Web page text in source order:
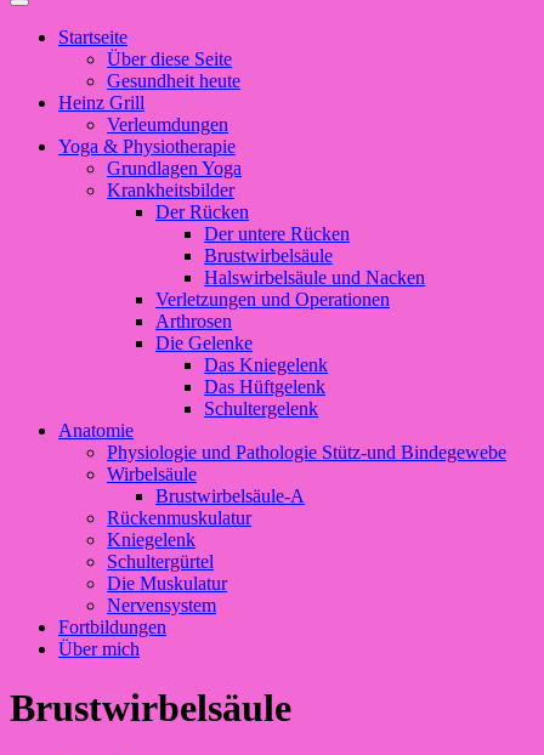
Suchfeld
ein-/ausblenden
Startseite
Über diese Seite
Gesundheit heute
Heinz Grill
Verleumdungen
Yoga & Physiotherapie
Grundlagen Yoga
Krankheitsbilder
Der Rücken
Der untere Rücken
Brustwirbelsäule
Halswirbelsäule und Nacken
Verletzungen und Operationen
Arthrosen
Die Gelenke
Das Kniegelenk
Das Hüftgelenk
Schultergelenk
Anatomie
Physiologie und Pathologie Stütz-und Bindegewebe
Wirbelsäule
Brustwirbelsäule-A
Rückenmuskulatur
Kniegelenk
Schultergürtel
Die Muskulatur
Nervensystem
Fortbildungen
Über mich
Brustwirbelsäule